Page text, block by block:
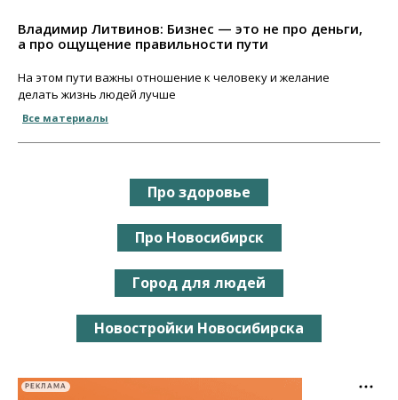
Владимир Литвинов: Бизнес — это не про деньги,
а про ощущение правильности пути
На этом пути важны отношение к человеку и желание
делать жизнь людей лучше
Все материалы
Про здоровье
Про Новосибирск
Город для людей
Новостройки Новосибирска
РЕКЛАМА